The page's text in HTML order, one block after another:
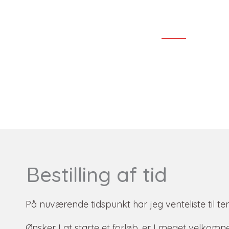
Bestilling af tid
På nuværende tidspunkt har jeg venteliste til